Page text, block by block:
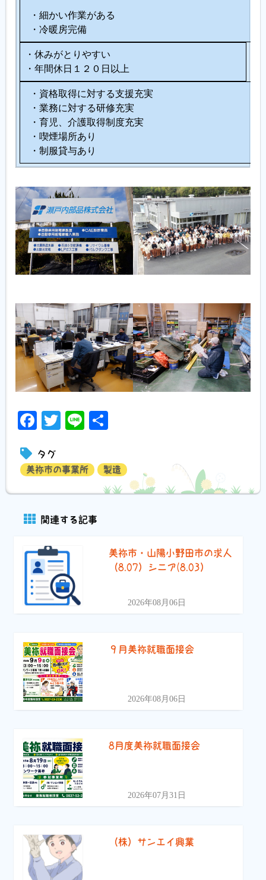
・細かい作業がある
・冷暖房完備
・休みがとりやすい
・年間休日１２０日以上
・資格取得に対する支援充実
・業務に対する研修充実
・育児、介護取得制度充実
・喫煙場所あり
・制服貸与あり
Facebook
Twitter
Line
タグ
美祢市の事業所 製造
関連する記事
美祢市・山陽小野田市の求人
（8.07）シニア(8.03）
2026年08月06日
９月美祢就職面接会
2026年08月06日
8月度美祢就職面接会
2026年07月31日
（株）サンエイ興業